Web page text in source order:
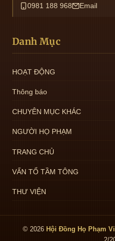
0981 188 968 Email
Danh Mục
HOẠT ĐỘNG
Thông báo
CHUYÊN MỤC KHÁC
NGƯỜI HỌ PHẠM
TRANG CHỦ
VẤN TỔ TẦM TÔNG
THƯ VIỆN
© 2026 Hội Đồng Họ Phạm